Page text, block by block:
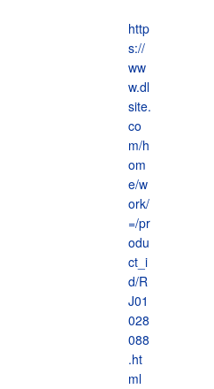
http
s://
ww
w.dl
site.
co
m/h
om
e/w
ork/
=/pr
odu
ct_i
d/R
J01
028
088
.ht
ml